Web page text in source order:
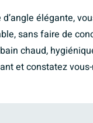
élégante,
sans faire de
chaud,
et constatez